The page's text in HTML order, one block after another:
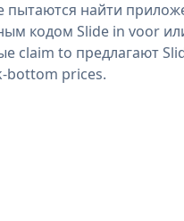
пытаются найти
кодом Slide in voor
claim to предлагают
bottom prices.